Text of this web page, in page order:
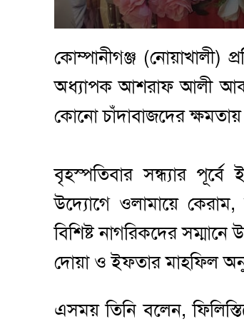
কোম্পানীগঞ্জ (নোয়াখালী)
অধ্যাপক আশরাফ আলী
কোনো চাঁদাবাজদের
বৃহস্পতিবার সন্ধ্যার
উদ্যোগে ওলামায়ে কেরাম,
বিশিষ্ট নাগরিকদের
দোয়া ও ইফতার মাহফিল
এসময় তিনি বলেন,